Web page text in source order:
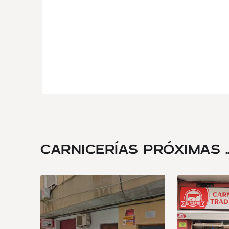
CARNICERÍAS PRÓXIMAS